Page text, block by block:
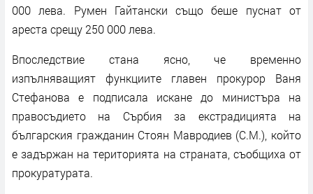
000 лева. Румен Гайтански също беше пуснат от
ареста срещу 250 000 лева.
Впоследствие стана ясно, че временно
изпълняващият функциите главен прокурор Ваня
Стефанова е подписала искане до министъра на
правосъдието на Сърбия за екстрадицията на
българския гражданин Стоян Мавродиев (С.М.), който
е задържан на територията на страната, съобщиха от
прокуратурата.